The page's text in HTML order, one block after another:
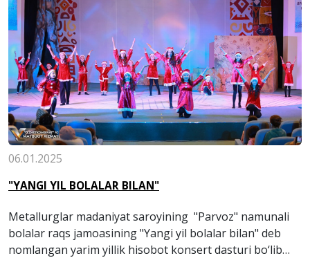
06.01.2025
"YANGI YIL BOLALAR BILAN"
Metallurglar madaniyat saroyining "Parvoz" namunali
bolalar raqs jamoasining "Yangi yil bolalar bilan" deb
nomlangan yarim yillik hisobot konsert dasturi bo‘lib